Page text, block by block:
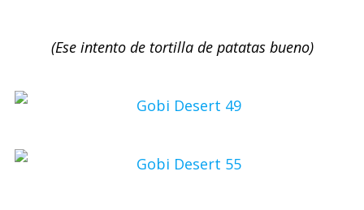
(Ese intento de tortilla de patatas bueno)